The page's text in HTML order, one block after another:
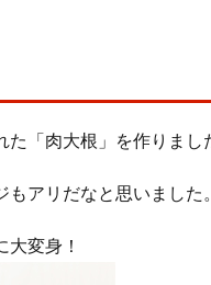
「肉大根」を作りまし
アリだなと思いました。
変身！